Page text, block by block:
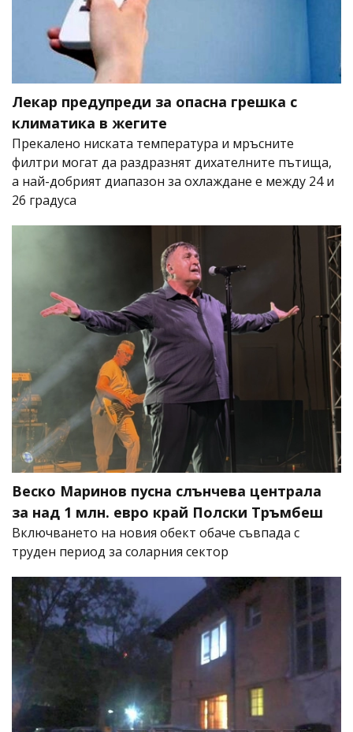
Лекар предупреди за опасна грешка с
климатика в жегите
Прекалено ниската температура и мръсните
филтри могат да раздразнят дихателните пътища,
а най-добрият диапазон за охлаждане е между 24 и
26 градуса
Веско Маринов пусна слънчева централа
за над 1 млн. евро край Полски Тръмбеш
Включването на новия обект обаче съвпада с
труден период за соларния сектор